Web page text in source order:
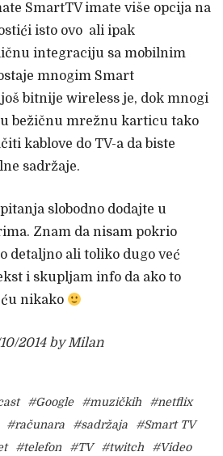
SmartTV imate više opcija na
isto ovo ali ipak
integraciju sa mobilnim
mnogim Smart
bitnije wireless je, dok mnogi
bežičnu mrežnu karticu tako
kablove do TV-a da biste
sadržaje.
slobodno dodajte u
Znam da nisam pokrio
detaljno ali toliko dugo već
i skupljam info da ako to
nikako
2014 by Milan
#Google #muzičkih
#netflix
#računara #sadržaja
#Smart TV
#telefon #TV #twitch #Video